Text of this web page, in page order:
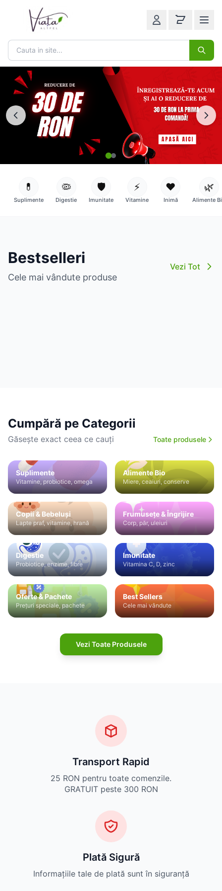
💊
Suplimente
🦠
Digestie
🛡️
Imunitate
⚡
Vitamine
❤️
Inimă
🌿
Alimente
Bestselleri
Cele mai vândute produse
Vezi Tot
Cumpără pe Categorii
Găsește exact ceea ce cauți Toate produsele
Suplimente
Vitamine, probiotice, omega
Alimente Bio
Miere, ceaiuri, conserve
Copii & Bebeluși
Lapte praf, vitamine, hrană
Frumusețe & Îngrijire
Corp, păr, uleiuri
Digestie
Probiotice, enzime, fibre
Imunitate
Vitamina C, D, zinc
Oferte & Pachete
Prețuri speciale, pachete
Best Sellers
Cele mai vândute
Vezi Toate Produsele
Transport Rapid
25 RON pentru toate comenzile.
GRATUIT peste 300 RON
Plată Sigură
Informațiile tale de plată sunt în siguranță